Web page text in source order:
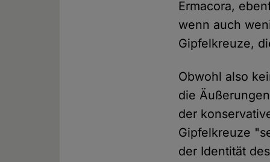
Ermacora,
wenn auch
Gipfelkreuze,
Obwohl also
die Äußerungen
der
Gipfelkreuze
der Identität